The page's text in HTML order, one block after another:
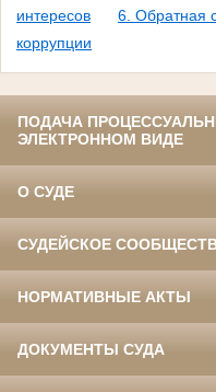
интересов
6. Обратная
коррупции
ПОДАЧА
ЭЛЕКТРОННОМ ВИДЕ
О СУДЕ
СУДЕЙСКОЕ
НОРМАТИВНЫЕ АКТЫ
ДОКУМЕНТЫ СУДА